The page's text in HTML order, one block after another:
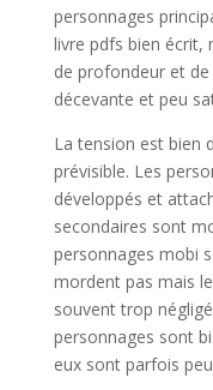
personnages
livre pdfs bien écrit,
de profondeur et de
décevante et peu
La tension est bien
prévisible. Les
développés et
secondaires sont
personnages mobi
mordent pas mais
souvent trop
personnages sont
eux sont parfois